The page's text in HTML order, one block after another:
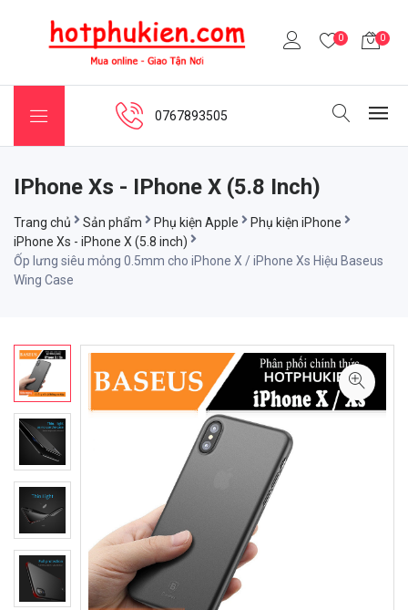
0 0
0767893505
IPhone Xs - IPhone X (5.8 Inch)
Trang chủ Sản phẩm Phụ kiện Apple
Phụ kiện iPhone
iPhone Xs - iPhone X (5.8 inch)
Ốp lưng siêu mỏng 0.5mm cho iPhone X / iPhone Xs Hiệu Baseus
Wing Case